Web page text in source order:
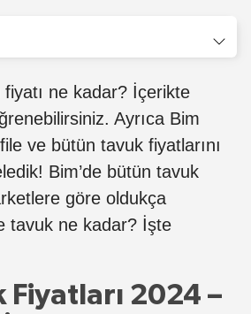
ne kadar? İçerikte
Ayrıca Bim
ve bütün tavuk fiyatlarını
Bim’de bütün tavuk
göre oldukça
tavuk ne kadar? İşte
Fiyatları 2024 –